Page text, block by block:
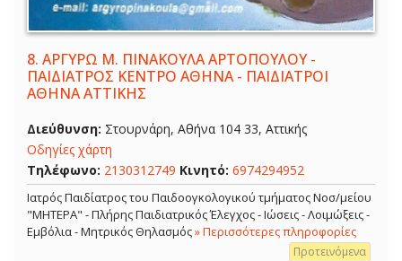
8. ΑΡΓΥΡΩ Μ. ΠΙΝΑΚΟΥΛΑ ΑΡΤΟΠΟΥΛΟΥ -
ΠΑΙΔΙΑΤΡΟΣ ΚΕΝΤΡΟ ΑΘΗΝΑ - ΠΑΙΔΙΑΤΡΟΙ
ΑΘΗΝΑ ΑΤΤΙΚΗΣ
Διεύθυνση: Στουρνάρη, Αθήνα 104 33, Αττικής
Οδηγίες χάρτη
Τηλέφωνο: 2130312749 Κινητό: 6974294952
Ιατρός Παιδίατρος του Παιδοογκολογικού τμήματος Νοσ/μείου
"ΜΗΤΕΡΑ" - Πλήρης Παιδιατρικός Έλεγχος - Ιώσεις - Λοιμώξεις -
Εμβόλια - Μητρικός Θηλασμός» Περισσότερες πληροφορίες
Προτεινόμενα